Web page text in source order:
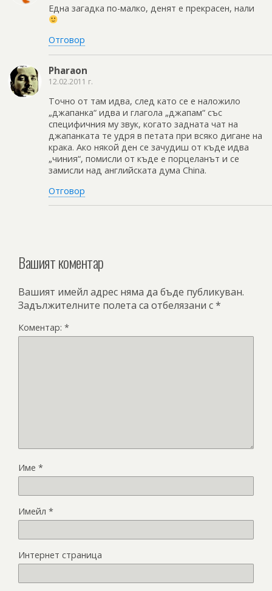
Една загадка по-малко, денят е прекрасен, нали
Отговор
Pharaon
12.02.2011 г.
Точно от там идва, след като се е наложило
„джапанка“ идва и глагола „джапам“ със
специфичния му звук, когато задната чат на
джапанката те удря в петата при всяко дигане на
крака. Ако някой ден се зачудиш от къде идва
„чиния“, помисли от къде е порцеланът и се
замисли над английската дума China.
Отговор
Вашият коментар
Вашият имейл адрес няма да бъде публикуван.
Задължителните полета са отбелязани с*
Коментар: *
Име *
Имейл *
Интернет страница